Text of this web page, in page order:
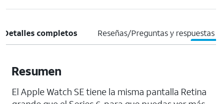
Detalles completos Reseñas/Preguntas y respuestas
Resumen
El Apple Watch SE tiene la misma pantalla Retina